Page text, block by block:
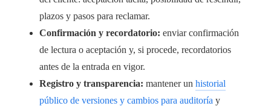
plazos y pasos para reclamar.
Confirmación y recordatorio: enviar confirmación
de lectura o aceptación y, si procede, recordatorios
antes de la entrada en vigor.
Registro y transparencia: mantener un historial
público de versiones y cambios para auditoría y